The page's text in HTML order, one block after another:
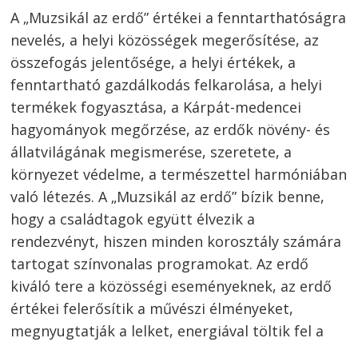
A „Muzsikál az erdő” értékei a fenntarthatóságra
nevelés, a helyi közösségek megerősítése, az
összefogás jelentősége, a helyi értékek, a
fenntartható gazdálkodás felkarolása, a helyi
termékek fogyasztása, a Kárpát-medencei
hagyományok megőrzése, az erdők növény- és
állatvilágának megismerése, szeretete, a
környezet védelme, a természettel harmóniában
való létezés. A „Muzsikál az erdő” bízik benne,
hogy a családtagok együtt élvezik a
rendezvényt, hiszen minden korosztály számára
tartogat színvonalas programokat. Az erdő
kiváló tere a közösségi eseményeknek, az erdő
értékei felerősítik a művészi élményeket,
megnyugtatják a lelket, energiával töltik fel a